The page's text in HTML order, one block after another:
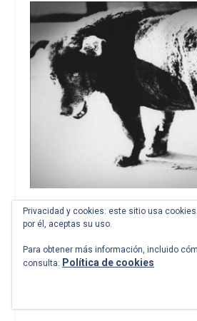
Privacidad y cookies: este sitio usa
por él, aceptas su uso.
Para obtener más información, incluido
consulta: Política de cookies